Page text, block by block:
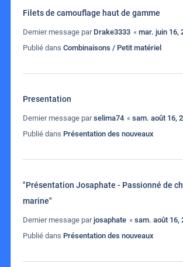
Filets de camouflage haut de gamme
Dernier message par Drake3333 « mar. juin 16,
Publié dans Combinaisons / Petit matériel
Presentation
Dernier message parselima74 « sam. août 16,
Publié dans Présentation des nouveaux
"Présentation Josaphate - Passionné de
marine"
Dernier message parjosaphate « sam. août 16,
Publié dans Présentation des nouveaux